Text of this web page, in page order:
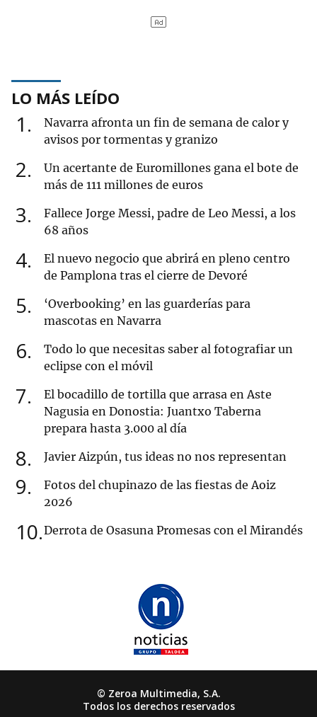
LO MÁS LEÍDO
1
Navarra afronta un fin de semana de calor y
avisos por tormentas y granizo
2
Un acertante de Euromillones gana el bote de
más de 111 millones de euros
3
Fallece Jorge Messi, padre de Leo Messi, a los
68 años
4
El nuevo negocio que abrirá en pleno centro
de Pamplona tras el cierre de Devoré
5
‘Overbooking’ en las guarderías para
mascotas en Navarra
6
Todo lo que necesitas saber al fotografiar un
eclipse con el móvil
7
El bocadillo de tortilla que arrasa en Aste
Nagusia en Donostia: Juantxo Taberna
prepara hasta 3.000 al día
8 Javier Aizpún, tus ideas no nos representan
9
Fotos del chupinazo de las fiestas de Aoiz
2026
10 Derrota de Osasuna Promesas con el Mirandés
© Zeroa Multimedia, S.A.
Todos los derechos reservados